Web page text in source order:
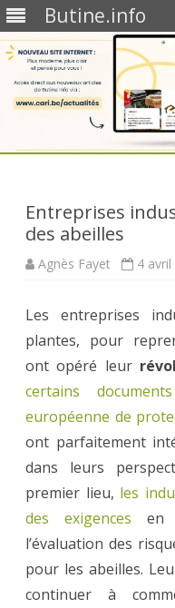
Butine.info
Entreprises
des abeilles
Agnès Fayet 4 avril
Les entreprises
plantes, pour
ont opéré leur
certains documents
européenne de
ont parfaitement
dans leurs
premier lieu, les
des exigences en
l’évaluation des
pour les abeilles.
continuer à